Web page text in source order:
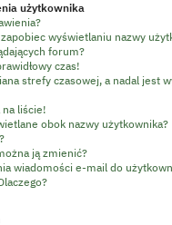
użytkownika
wyświetlaniu nazwy
forum?
czas!
strefy czasowej, a nadal jest
na liście!
obok nazwy użytkownika?
ją zmienić?
wiadomości e-mail do